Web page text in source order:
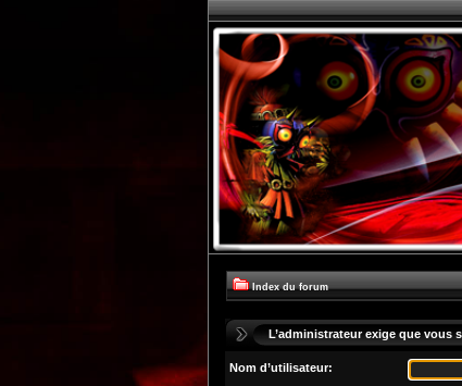
Index du forum
L’administrateur exige que vous
Nom d’utilisateur: